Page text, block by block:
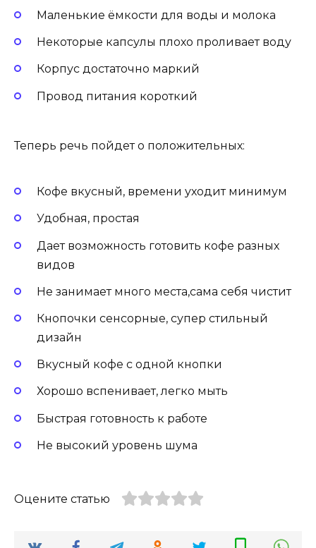
Маленькие ёмкости для воды и молока
Некоторые капсулы плохо проливает воду
Корпус достаточно маркий
Провод питания короткий
Теперь речь пойдет о положительных:
Кофе вкусный, времени уходит минимум
Удобная, простая
Дает возможность готовить кофе разных
видов
Не занимает много места,сама себя чистит
Кнопочки сенсорные, супер стильный
дизайн
Вкусный кофе с одной кнопки
Хорошо вспенивает, легко мыть
Быстрая готовность к работе
Не высокий уровень шума
Оцените статью